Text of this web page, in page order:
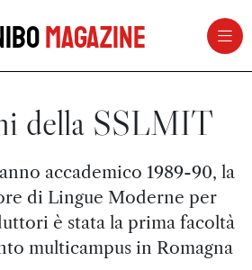
Magazine
della SSLMIT
accademico 1989-90, la
di Lingue Moderne per
è stata la prima facoltà
multicampus in Romagna